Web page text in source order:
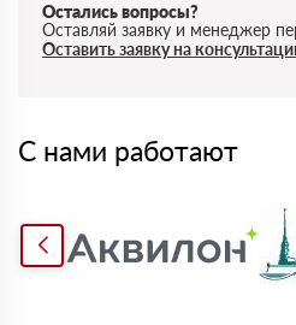
Остались вопросы?
Оставляй заявку и менеджер
Оставить заявку на
С нами работают